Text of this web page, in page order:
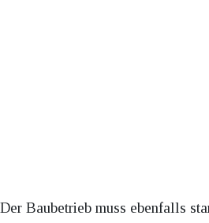
Der Baubetrieb muss ebenfalls